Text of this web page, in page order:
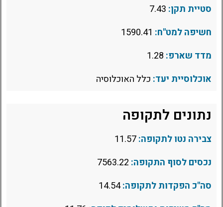
סטיית תקן:
חשיפה למט"ח:
מדד שארפ:
אוכלוסיית יעד: כלל האוכלוסיה
נתונים לתקופה
צבירה נטו לתקופה:
נכסים לסוף התקופה:
סה"כ הפקדות לתקופה:14.54